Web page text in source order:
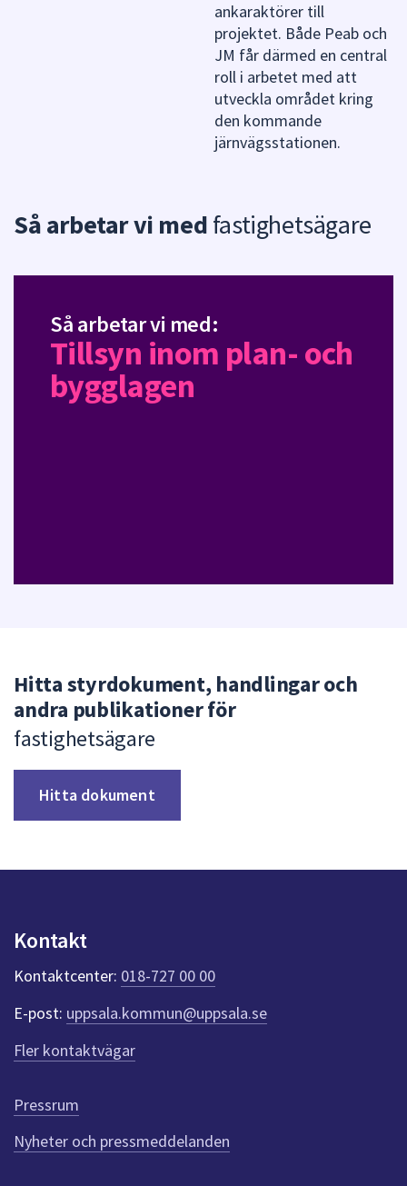
ankaraktörer till
projektet. Både Peab och
JM får därmed en central
roll i arbetet med att
utveckla området kring
den kommande
järnvägsstationen.
Så arbetar vi medfastighetsägare
Så arbetar vi med:
Tillsyn inom plan- och
bygglagen
Hitta styrdokument, handlingar och
andra publikationer för
fastighetsägare
Hitta dokument
Kontakt
Kontaktcenter: 018-727 00 00
E-post: uppsala.kommun@uppsala.se
Fler kontaktvägar
Pressrum
Nyheter och pressmeddelanden